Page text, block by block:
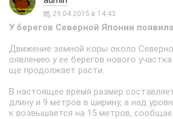
29.04.2015 в 14:43
У берегов Северной Японии
Движение земной коры около
оявлению у ее берегов нового
ще продолжает расти.
В настоящее время размер
длину и 9 метров в ширину, а над
к возвышается на 15 метров,